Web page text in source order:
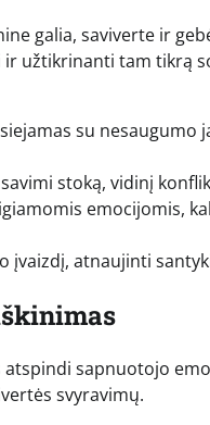
galia, saviverte ir
užtikrinanti tam tikrą
su
stoką, vidinį
emocijomis,
įvaizdį, atnaujinti
sapnuotojo
svyravimų.